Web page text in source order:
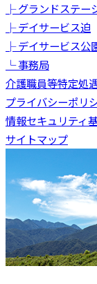
├ グランドステー
├ デイサービス迫
├ デイサービス公
└ 事務局
介護職員等特定処
プライバシーポリ
情報セキュリティ
サイトマップ